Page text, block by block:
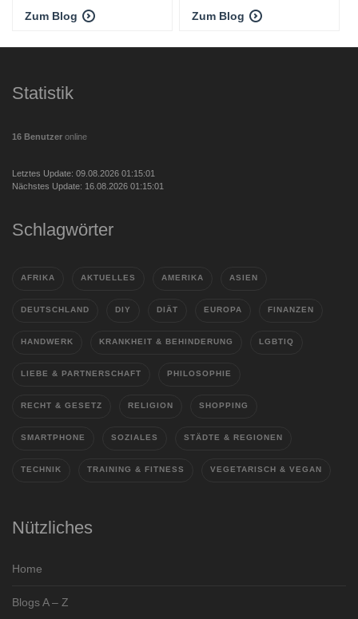
Zum Blog Zum Blog
Statistik
16 Benutzer online
Letztes Update: 09.08.2026 01:15:01
Nächstes Update: 16.08.2026 01:15:01
Schlagwörter
AFRIKA AKTUELLES AMERIKA ASIEN
DEUTSCHLAND DIY DIÄT EUROPA FINANZEN
HANDWERK KRANKHEIT & BEHINDERUNG LGBTIQ
LIEBE & PARTNERSCHAFT PHILOSOPHIE
RECHT & GESETZ RELIGION SHOPPING
SMARTPHONE SOZIALES STÄDTE & REGIONEN
TECHNIK TRAINING & FITNESS VEGETARISCH & VEGAN
Nützliches
Home
Blogs A – Z